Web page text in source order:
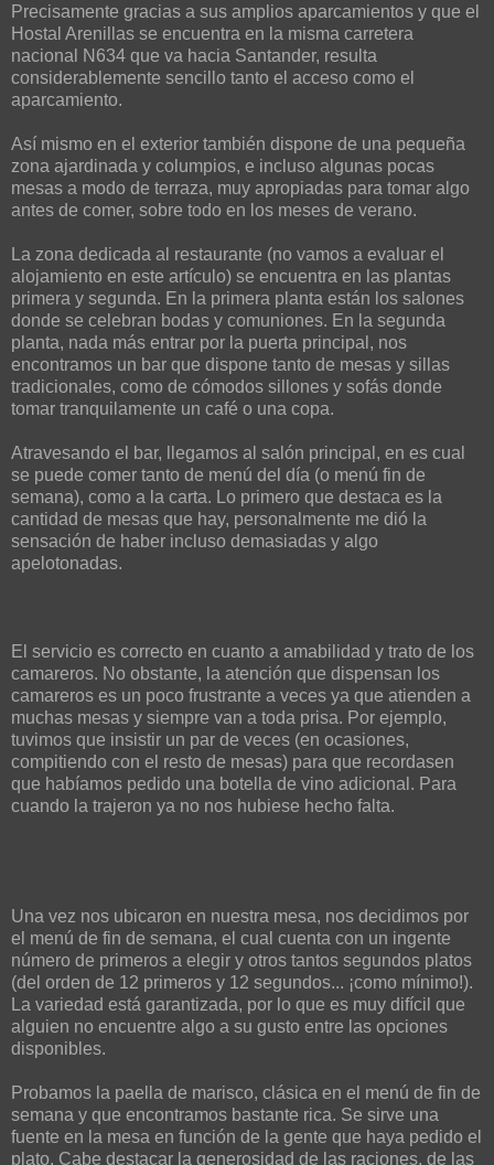
Precisamente gracias a sus amplios aparcamientos y que el
Hostal Arenillas se encuentra en la misma carretera
nacional N634 que va hacia Santander, resulta
considerablemente sencillo tanto el acceso como el
aparcamiento.
Así mismo en el exterior también dispone de una pequeña
zona ajardinada y columpios, e incluso algunas pocas
mesas a modo de terraza, muy apropiadas para tomar algo
antes de comer, sobre todo en los meses de verano.
La zona dedicada al restaurante (no vamos a evaluar el
alojamiento en este artículo) se encuentra en las plantas
primera y segunda. En la primera planta están los salones
donde se celebran bodas y comuniones. En la segunda
planta, nada más entrar por la puerta principal, nos
encontramos un bar que dispone tanto de mesas y sillas
tradicionales, como de cómodos sillones y sofás donde
tomar tranquilamente un café o una copa.
Atravesando el bar, llegamos al salón principal, en es cual
se puede comer tanto de menú del día (o menú fin de
semana), como a la carta. Lo primero que destaca es la
cantidad de mesas que hay, personalmente me dió la
sensación de haber incluso demasiadas y algo
apelotonadas.
El servicio es correcto en cuanto a amabilidad y trato de los
camareros. No obstante, la atención que dispensan los
camareros es un poco frustrante a veces ya que atienden a
muchas mesas y siempre van a toda prisa. Por ejemplo,
tuvimos que insistir un par de veces (en ocasiones,
compitiendo con el resto de mesas) para que recordasen
que habíamos pedido una botella de vino adicional. Para
cuando la trajeron ya no nos hubiese hecho falta.
Una vez nos ubicaron en nuestra mesa, nos decidimos por
el menú de fin de semana, el cual cuenta con un ingente
número de primeros a elegir y otros tantos segundos platos
(del orden de 12 primeros y 12 segundos... ¡como mínimo!).
La variedad está garantizada, por lo que es muy difícil que
alguien no encuentre algo a su gusto entre las opciones
disponibles.
Probamos la paella de marisco, clásica en el menú de fin de
semana y que encontramos bastante rica. Se sirve una
fuente en la mesa en función de la gente que haya pedido el
plato. Cabe destacar la generosidad de las raciones, de las